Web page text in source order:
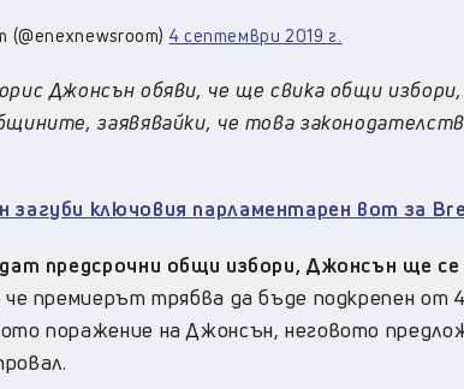
(@enexnewsroom) 4 септември 2019 г.
Джонсън обяви, че ще свика общи
заявявайки, че това
загуби ключовия парламентарен вот за
предсрочни общи избори, Джонсън ще
че премиерът трябва да бъде подкрепен
поражение на Джонсън, неговото